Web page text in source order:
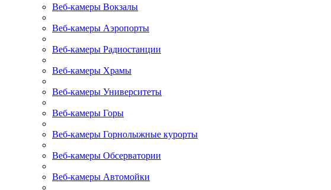
Веб-камеры Вокзалы
Веб-камеры Аэропорты
Веб-камеры Радиостанции
Веб-камеры Храмы
Веб-камеры Университеты
Веб-камеры Горы
Веб-камеры Горнолыжные курорты
Веб-камеры Обсерватории
Веб-камеры Автомойки